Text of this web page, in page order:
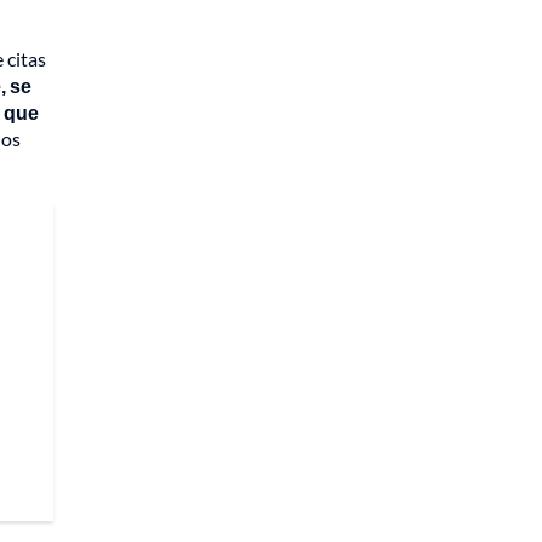
citas
se
que